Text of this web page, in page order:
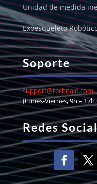
Unidad de medida
Exoesqueleto
Soporte
support@technaid.com
(Lunes-Viernes, 9h – 17h
Redes